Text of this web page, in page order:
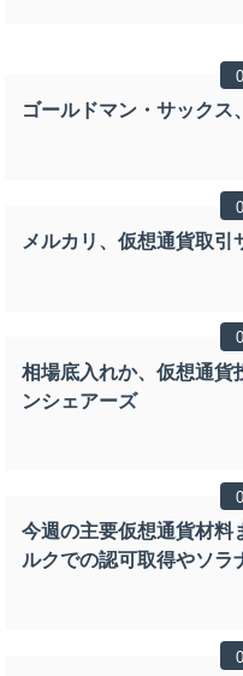
ゴールドマン・サック
メルカリ、仮想通貨取
相場底入れか、仮想通貨
ンシェアーズ
今週の主要仮想通貨材料
ルクでの認可取得やソラ